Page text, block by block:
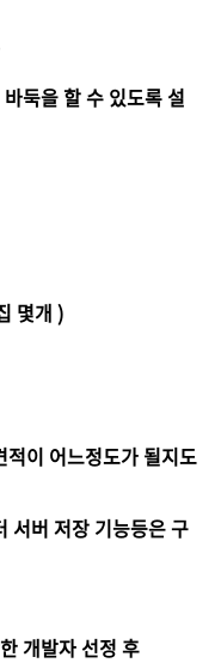
둑을 할 수 있도록 설
몇개 )
이 어느정도가 될지도
서버 저장 기능등은 구
개발자 선정 후